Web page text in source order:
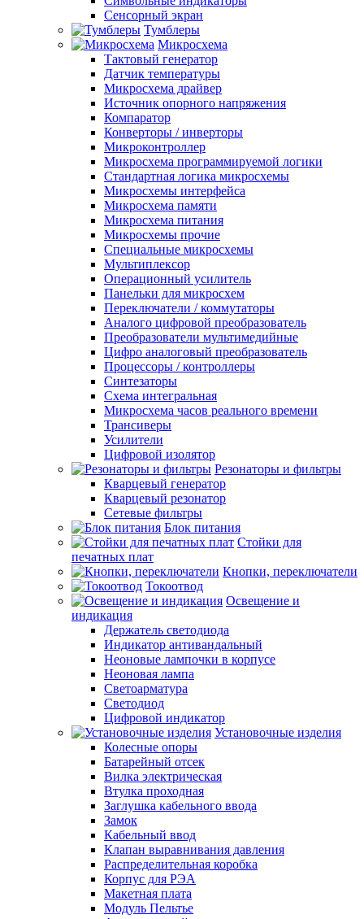
Сенсорный экран
Тумблеры
Микросхема
Тактовый генератор
Датчик температуры
Микросхема драйвер
Источник опорного напряжения
Компаратор
Конверторы / инверторы
Микроконтроллер
Микросхема программируемой логики
Стандартная логика микросхемы
Микросхемы интерфейса
Микросхема памяти
Микросхема питания
Микросхемы прочие
Специальные микросхемы
Мультиплексор
Операционный усилитель
Панельки для микросхем
Переключатели / коммутаторы
Аналого цифровой преобразователь
Преобразователи мультимедийные
Цифро аналоговый преобразователь
Процессоры / контроллеры
Синтезаторы
Схема интегральная
Микросхема часов реального времени
Трансиверы
Усилители
Цифровой изолятор
Резонаторы и фильтры
Кварцевый генератор
Кварцевый резонатор
Сетевые фильтры
Блок питания
Стойки для
печатных плат
Кнопки, переключатели
Токоотвод
Освещение и
индикация
Держатель светодиода
Индикатор антивандальный
Неоновые лампочки в корпусе
Неоновая лампа
Светоарматура
Светодиод
Цифровой индикатор
Установочные изделия
Колесные опоры
Батарейный отсек
Вилка электрическая
Втулка проходная
Заглушка кабельного ввода
Замок
Кабельный ввод
Клапан выравнивания давления
Распределительная коробка
Корпус для РЭА
Макетная плата
Модуль Пельтье